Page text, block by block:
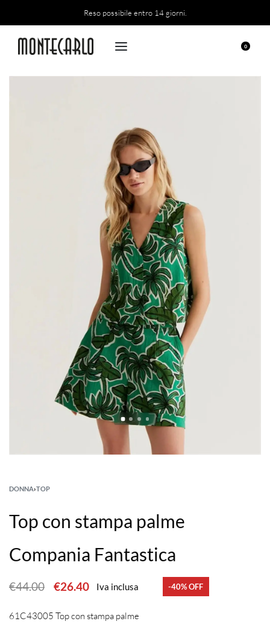
Reso possibile entro 14 giorni.
0
DONNA›TOP
Top con stampa palme
Compania Fantastica
€44.00 €26.40 Iva inclusa -40% OFF
61C43005 Top con stampa palme